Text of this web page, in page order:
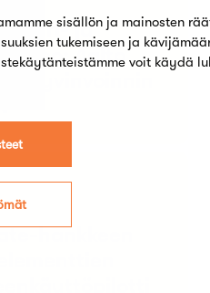
sisällön ja mainosten
tukemiseen ja
voit käydä
ja
Aalto
hankkeen